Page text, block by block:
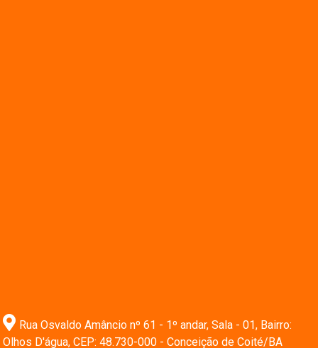
Rua Osvaldo Amâncio nº 61 - 1º andar, Sala - 01, Bairro:
Olhos D'água, CEP: 48.730-000 - Conceição de Coité/BA